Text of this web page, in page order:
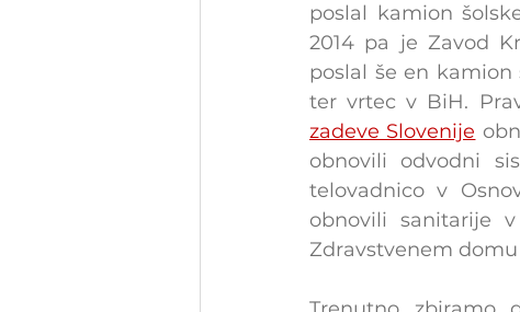
poslal kamion
2014 pa je Zavod
poslal še en kamion
ter vrtec v BiH.
zadeve Slovenije
obnovili odvodni
telovadnico v
obnovili sanitarije
Zdravstvenem domu